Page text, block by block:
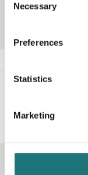
Selection
Necessary
Preferences
Statistics
Marketing